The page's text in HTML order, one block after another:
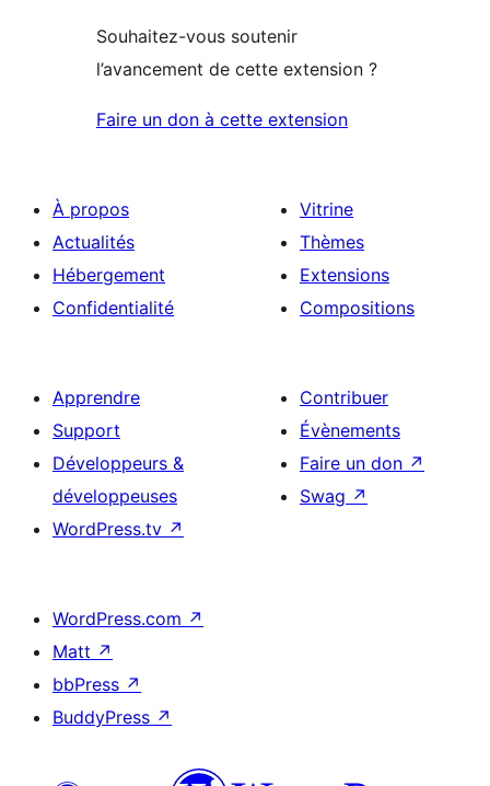
Souhaitez-vous soutenir
l’avancement de cette extension ?
Faire un don à cette extension
À propos
Actualités
Hébergement
Confidentialité
Vitrine
Thèmes
Extensions
Compositions
Apprendre
Support
Développeurs &
développeuses
WordPress.tv ↗
Contribuer
Évènements
Faire un don ↗
Swag ↗
WordPress.com ↗
Matt ↗
bbPress ↗
BuddyPress ↗